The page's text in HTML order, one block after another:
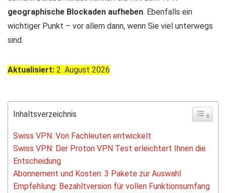
geographische Blockaden aufheben. Ebenfalls ein
wichtiger Punkt – vor allem dann, wenn Sie viel unterwegs
sind.
Aktualisiert: 2. August 2026
Inhaltsverzeichnis
Swiss VPN: Von Fachleuten entwickelt
Swiss VPN: Der Proton VPN Test erleichtert Ihnen die
Entscheidung
Abonnement und Kosten: 3 Pakete zur Auswahl
Empfehlung: Bezahltversion für vollen Funktionsumfang